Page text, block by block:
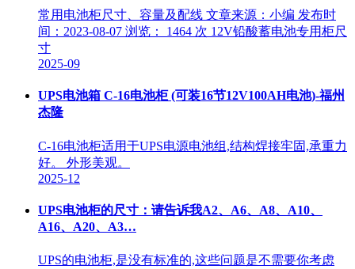
常用电池柜尺寸、容量及配线 文章来源：小编 发布时
间：2023-08-07 浏览： 1464 次 12V铅酸蓄电池专用柜尺
寸
2025-09
UPS电池箱 C-16电池柜 (可装16节12V100AH电池)-福州
杰隆
C-16电池柜适用于UPS电源电池组,结构焊接牢固,承重力
好。 外形美观。
2025-12
UPS电池柜的尺寸：请告诉我A2、A6、A8、A10、
A16、A20、A3…
UPS的电池柜,是没有标准的,这些问题是不需要你考虑